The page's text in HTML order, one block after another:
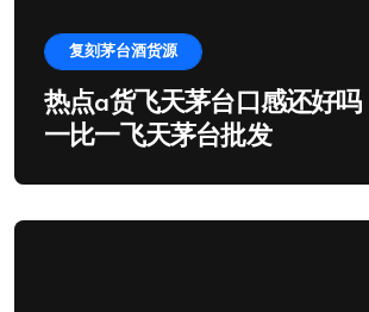
复刻茅台酒货源
热点a货飞天茅台口感还好吗
一比一飞天茅台批发